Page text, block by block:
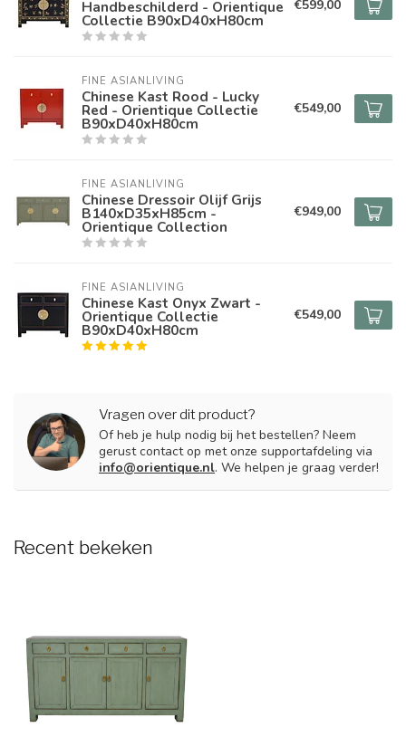
Handbeschilderd - Orientique
Collectie B90xD40xH80cm
€599,00
FINE ASIANLIVING
Chinese Kast Rood - Lucky
Red - Orientique Collectie
B90xD40xH80cm
€549,00
FINE ASIANLIVING
Chinese Dressoir Olijf Grijs
B140xD35xH85cm -
Orientique Collection
€949,00
FINE ASIANLIVING
Chinese Kast Onyx Zwart -
Orientique Collectie
B90xD40xH80cm
€549,00
Vragen over dit product?
Of heb je hulp nodig bij het bestellen? Neem
gerust contact op met onze supportafdeling via
info@orientique.nl. We helpen je graag verder!
Recent bekeken